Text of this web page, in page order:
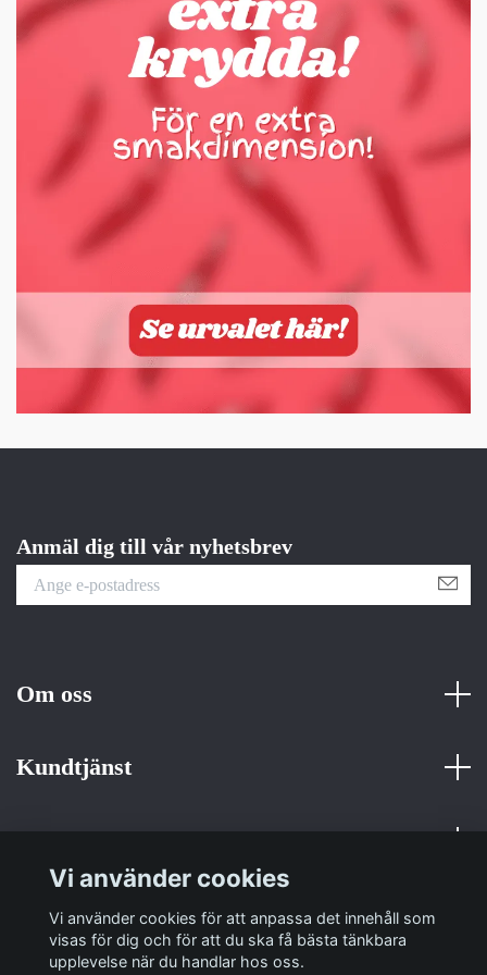
Anmäl dig till vår nyhetsbrev
Om oss
Kundtjänst
Sociala medier
Vi använder cookies
Vi använder cookies för att anpassa det innehåll som
visas för dig och för att du ska få bästa tänkbara
upplevelse när du handlar hos oss.